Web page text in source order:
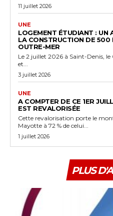
11 juillet 2026
UNE
LOGEMENT ÉTUDIANT : UN
LA CONSTRUCTION DE 500
OUTRE-MER
Le 2 juillet 2026 à Saint-Denis, le
et...
3 juillet 2026
UNE
A COMPTER DE CE 1ER
EST REVALORISÉE
Cette revalorisation porte le
Mayotte à 72 % de celui...
1 juillet 2026
PLUS